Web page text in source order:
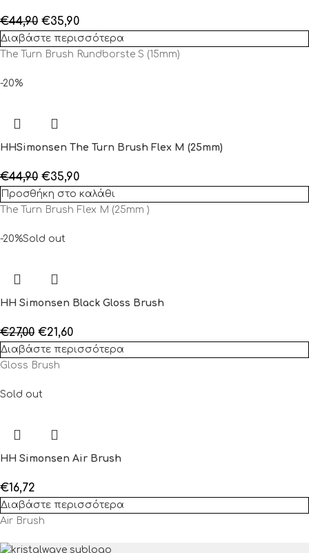
€44,90 €35,90
Διαβάστε περισσότερα
The Turn Brush Rundborste S (15mm)
-20%
HHSimonsen The Turn Brush Flex M (25mm)
€44,90 €35,90
Προσθήκη στο καλάθι
The Turn Brush Flex M (25mm )
-20%Sold out
HH Simonsen Black Gloss Brush
€27,00 €21,60
Διαβάστε περισσότερα
Gloss Brush
Sold out
HH Simonsen Air Brush
€16,72
Διαβάστε περισσότερα
Air Brush